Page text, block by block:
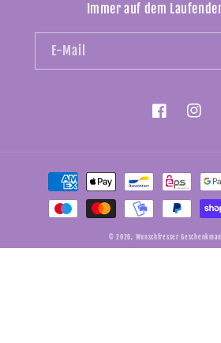
Immer auf dem
E-Mail
Facebook
Zahlungsmethoden
© 2026, Wunschfresser